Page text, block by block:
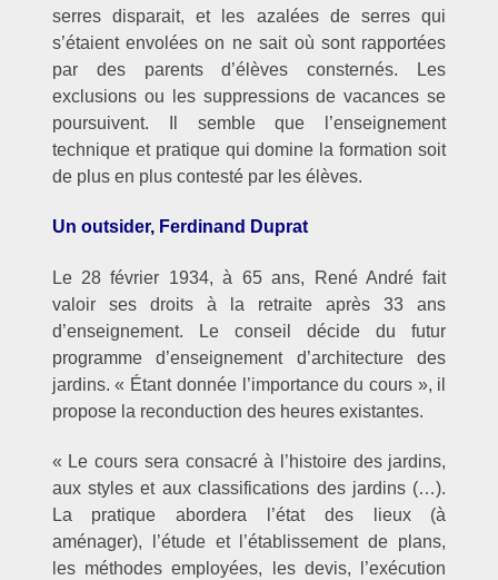
serres disparait, et les azalées de serres qui
s’étaient envolées on ne sait où sont rapportées
par des parents d’élèves consternés. Les
exclusions ou les suppressions de vacances se
poursuivent. Il semble que l’enseignement
technique et pratique qui domine la formation soit
de plus en plus contesté par les élèves.
Un outsider, Ferdinand Duprat
Le 28 février 1934, à 65 ans, René André fait
valoir ses droits à la retraite après 33 ans
d’enseignement. Le conseil décide du futur
programme d’enseignement d’architecture des
jardins. « Étant donnée l’importance du cours », il
propose la reconduction des heures existantes.
« Le cours sera consacré à l’histoire des jardins,
aux styles et aux classifications des jardins (…).
La pratique abordera l’état des lieux (à
aménager), l’étude et l’établissement de plans,
les méthodes employées, les devis, l’exécution